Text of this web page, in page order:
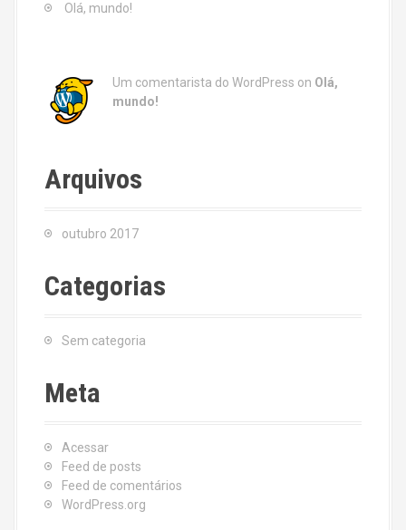
Olá, mundo!
Um comentarista do WordPress on Olá,
mundo!
Arquivos
outubro 2017
Categorias
Sem categoria
Meta
Acessar
Feed de posts
Feed de comentários
WordPress.org